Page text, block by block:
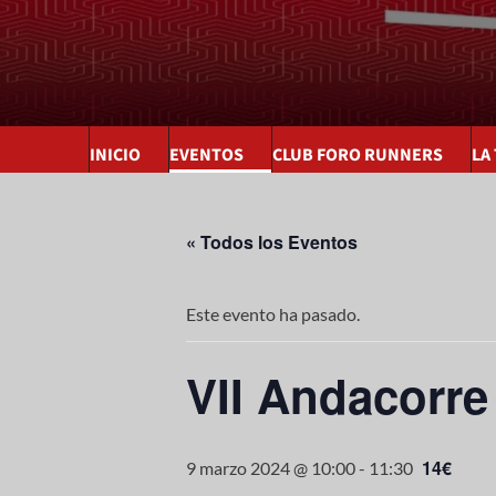
INICIO EVENTOS CLUB FORO RUNNERS LA
« Todos los Eventos
Este evento ha pasado.
VII
9 marzo 2024 @ 10:00- 11:30 14€